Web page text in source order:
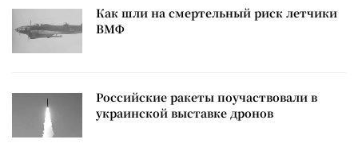
Как шли на смертельный риск летчики
ВМФ
Российские ракеты поучаствовали в
украинской выставке дронов